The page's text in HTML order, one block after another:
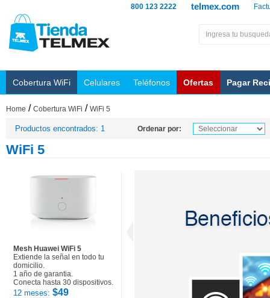
telmex.com
800 123 2222
Cobertura WiFi Celulares Teléfonos Ofertas Pagar
Home / Cobertura WiFi / WiFi 5
Productos encontrados: 1 Ordenar por:
WiFi 5
Mesh Huawei WiFi 5
Extiende la señal en todo tu
domicilio.
1 año de garantia.
Conecta hasta 30 dispositivos.
12 meses: $49